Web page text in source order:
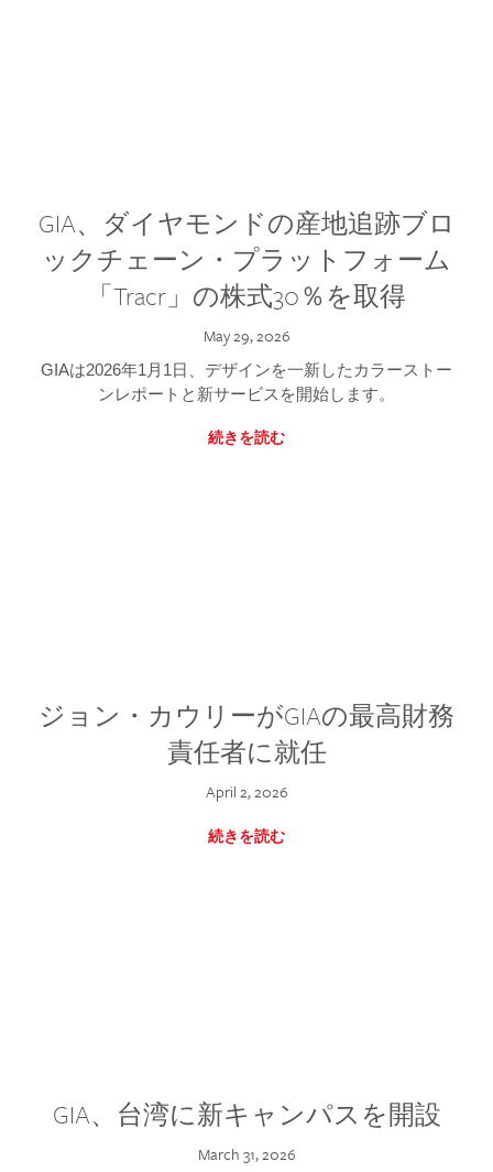
GIA、ダイヤモンドの産地追跡ブロ
ックチェーン・プラットフォーム
「Tracr」の株式30％を取得
May 29, 2026
GIAは2026年1月1日、デザインを一新したカラーストー
ンレポートと新サービスを開始します。
続きを読む
ジョン・カウリーがGIAの最高財務
責任者に就任
April 2, 2026
続きを読む
GIA、台湾に新キャンパスを開設
March 31, 2026